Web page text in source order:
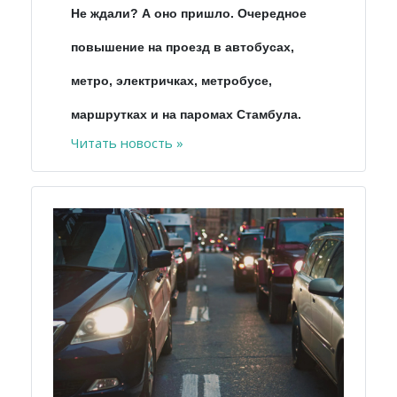
Не ждали? А оно пришло. Очередное
повышение на проезд в автобусах,
метро, электричках, метробусе,
маршрутках и на паромах Стамбула.
Читать новость »